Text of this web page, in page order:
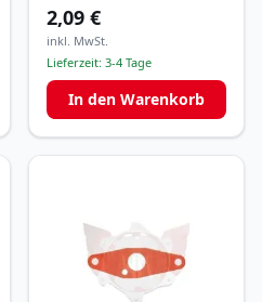
2,09 €
inkl. MwSt.
Lieferzeit: 3-4 Tage
In den Warenkorb